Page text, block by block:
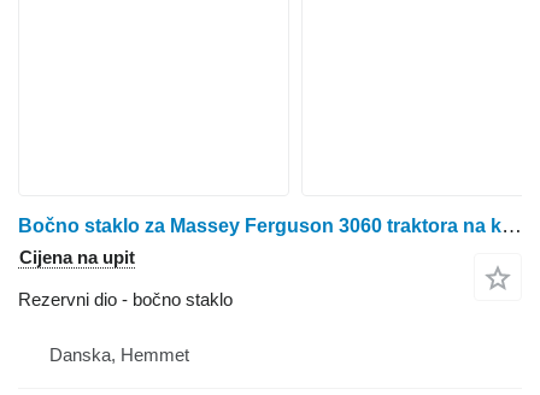
Bočno staklo za Massey Ferguson 3060 traktora na kotačima
Cijena na upit
Rezervni dio - bočno staklo
Danska, Hemmet